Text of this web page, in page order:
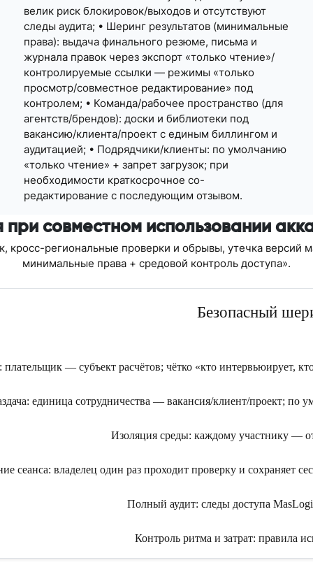
велик риск блокировок/выходов и отсутствуют
следы аудита; • Шеринг результатов (минимальные
права): выдача финального резюме, письма и
журнала правок через экспорт «только чтение»/
контролируемые ссылки — режимы «только
просмотр/совместное редактирование» под
контролем; • Команда/рабочее пространство (для
агентств/брендов): доски и библиотеки под
вакансию/клиента/проект с единым биллингом и
аудитацией; • Подрядчики/клиенты: по умолчанию
«только чтение» + запрет загрузок; при
необходимости краткосрочное со-
редактирование с последующим отзывом.
совместном использовании
региональные проверки и обрывы, утечка
минимальные права + средовой контроль доступа».
Безопасный
— субъект расчётов; чётко «кто интервьюирует,
единица сотрудничества — вакансия/клиент/проект; по
Изоляция среды: каждому участнику —
сеанса: владелец один раз проходит проверку и сохраняет
Полный аудит: следы доступа
Контроль ритма и затрат: правила